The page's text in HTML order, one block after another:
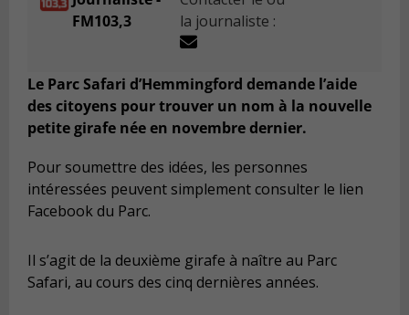
FM103,3
la journaliste :
Le Parc Safari d’Hemmingford demande l’aide
des citoyens pour trouver un nom à la nouvelle
petite girafe née en novembre dernier.
Pour soumettre des idées, les personnes
intéressées peuvent simplement consulter le lien
Facebook du Parc.
Il s’agit de la deuxième girafe à naître au Parc
Safari, au cours des cinq dernières années.